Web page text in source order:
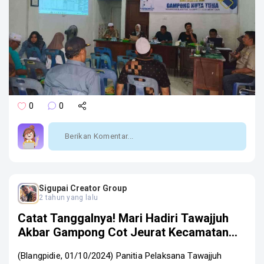
0 0
Sigupai Creator Group
2 tahun yang lalu
Catat Tanggalnya! Mari Hadiri Tawajjuh
Akbar Gampong Cot Jeurat Kecamatan
(Blangpidie, 01/10/2024) Panitia Pelaksana Tawajjuh